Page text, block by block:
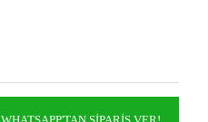
WHATSAPP'TAN SIPARIŞ VER!